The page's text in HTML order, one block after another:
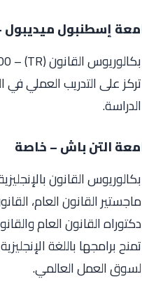
بكالوريوس القانون (TR) – 8000 دولار
تركز على التدريب العملي في
الدراسة.
بكالوريوس القانون بالإنجليزية – 5249
ماجستير القانون العام، القانون
دكتوراه القانون العام والقانون
تمنح برامجها باللغة
لسوق العمل العالمي.